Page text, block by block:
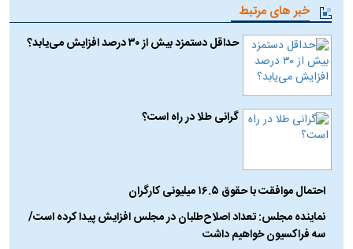
خبر های مرتبط
حداقل دستمزد بیش از ۳۰ درصد افزایش می‌یابد؟
گرانی طلا در راه است؟
احتمال موافقت با حقوق ۱۶.۵ میلیونی کارگران
نماینده مجلس: تعداد اصلاح‌طلبان در مجلس افزایش پیدا کرده است/
سه فراکسیون خواهیم داشت